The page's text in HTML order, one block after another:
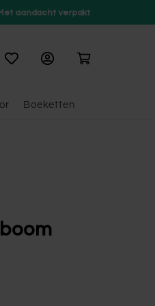
aandacht verpakt
Boeketten
Winkelwagen